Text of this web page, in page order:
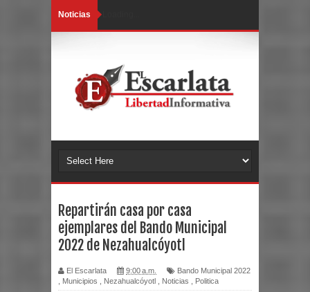
Noticias
Repartirán casa por casa
ejemplares del Bando Municipal
2022 de Nezahualcóyotl
El Escarlata 9:00 a.m.
Bando Municipal 2022
Municipios Nezahualcóyotl Noticias Politica